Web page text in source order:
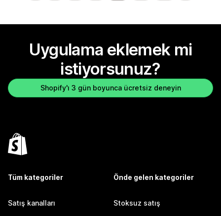
Uygulama eklemek mi
istiyorsunuz?
Shopify'ı 3 gün boyunca ücretsiz deneyin
Tüm kategoriler
Satış kanalları
Önde gelen kategoriler
Stoksuz satış